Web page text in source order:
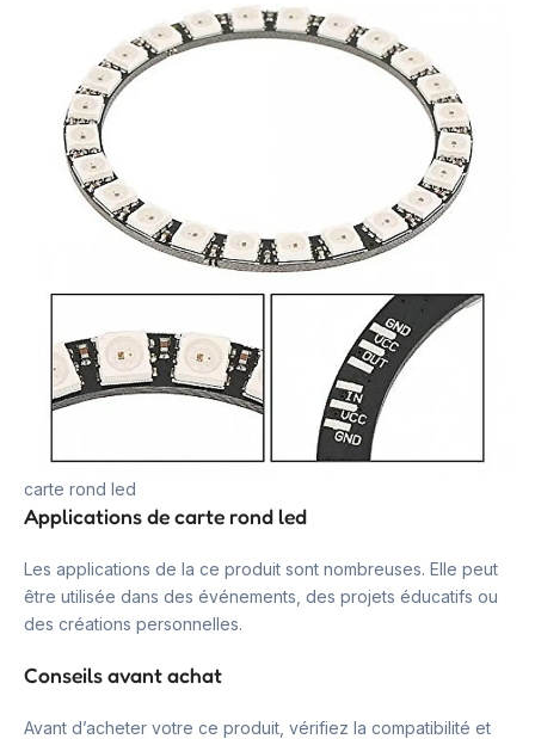
carte rond led
Applications de carte rond led
Les applications de la ce produit sont nombreuses. Elle peut
être utilisée dans des événements, des projets éducatifs ou
des créations personnelles.
Conseils avant achat
Avant d’acheter votre ce produit, vérifiez la compatibilité et